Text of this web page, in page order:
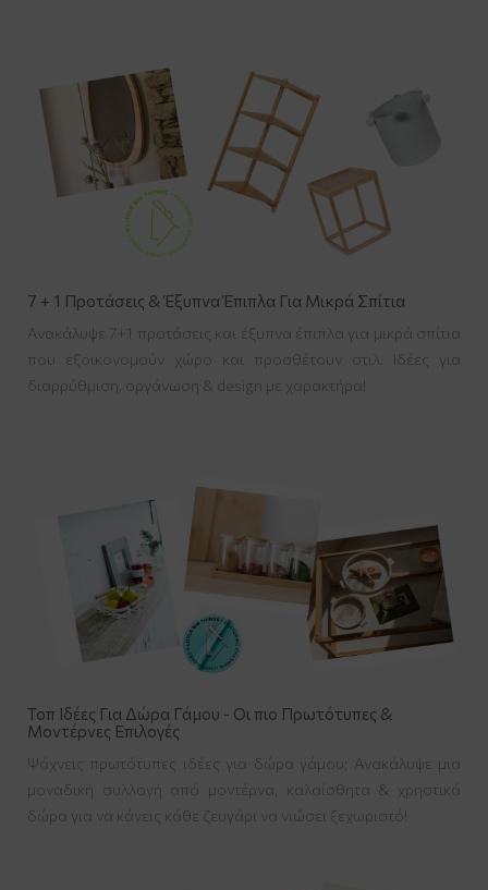
7 + 1 Προτάσεις & Έξυπνα Έπιπλα Για Μικρά Σπίτια
Ανακάλυψε 7+1 προτάσεις και έξυπνα έπιπλα για μικρά σπίτια
που εξοικονομούν χώρο και προσθέτουν στιλ. Ιδέες για
διαρρύθμιση, οργάνωση & design με χαρακτήρα!
Τοπ Ιδέες Για Δώρα Γάμου - Οι πιο Πρωτότυπες &
Μοντέρνες Επιλογές
Ψάχνεις πρωτότυπες ιδέες για δώρα γάμου; Ανακάλυψε μια
μοναδική συλλογή από μοντέρνα, καλαίσθητα & χρηστικά
δώρα για να κάνεις κάθε ζευγάρι να νιώσει ξεχωριστό!